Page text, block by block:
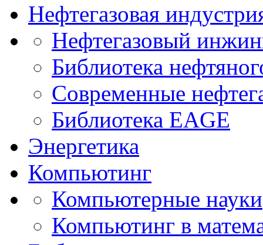
Нефтегазовая
Нефтегазовый
Библиотека
Современные
Библиотека EAGE
Энергетика
Компьютинг
Компьютерные науки
Компьютинг в